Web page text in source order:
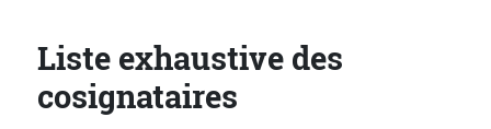
Liste exhaustive des
cosignataires